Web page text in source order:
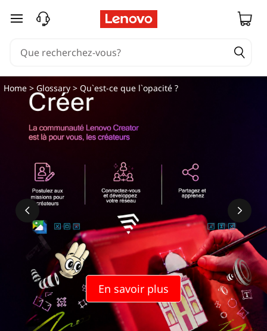
Q
e
passer au contenu principal
En savoir plus
Home >Glossary > Qu`est-ce que l`opacité ?